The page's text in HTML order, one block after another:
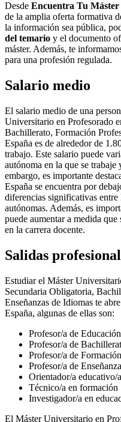
Desde Encuentra Tu Máster
de la amplia oferta formativa
la información sea pública,
del temario y el documento
máster. Además, te
para una profesión regulada.
Salario medio
El salario medio de una
Universitario en Profesorado
Bachillerato, Formación
España es de alrededor de
trabajo. Este salario puede
autónoma en la que se
embargo, es importante
España se encuentra por
diferencias significativas
autónomas. Además, es
puede aumentar a medida
en la carrera docente.
Salidas
Estudiar el Máster
Secundaria Obligatoria,
Enseñanzas de Idiomas te
España, algunas de ellas son:
Profesor/a de
Profesor/a de
Profesor/a de
Profesor/a de
Orientador/a educativo/a
Técnico/a en formación
Investigador/a en
El Máster Universitario en